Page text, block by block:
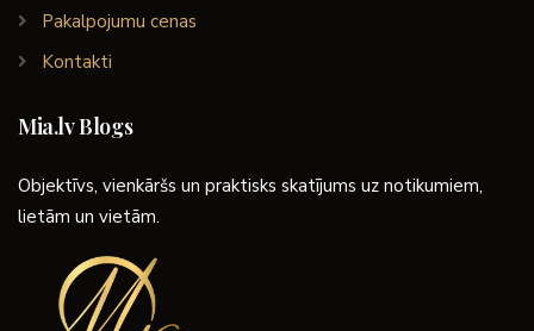
Pakalpojumu cenas
Kontakti
Mia.lv Blogs
Objektīvs, vienkāršs un praktisks skatījums uz notikumiem,
lietām un vietām.